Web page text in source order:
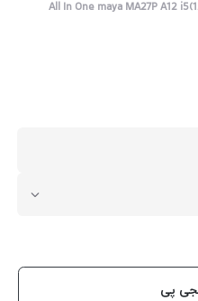
All In One maya MA27P A12
پی